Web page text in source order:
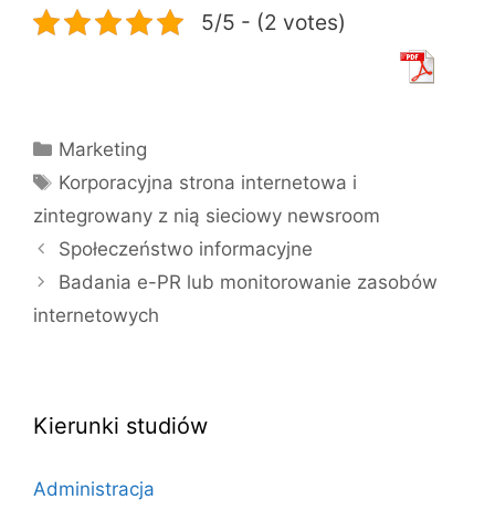
5/5 - (2 votes)
Kategorie
Marketing
Tagi
Korporacyjna strona internetowa i
zintegrowany z nią sieciowy newsroom
Społeczeństwo informacyjne
Badania e-PR lub monitorowanie zasobów
internetowych
Kierunki studiów
Administracja